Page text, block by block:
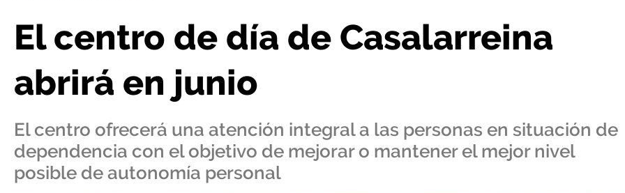
El centro de día de Casalarreina
abrirá en junio
El centro ofrecerá una atención integral a las personas en situación de
dependencia con el objetivo de mejorar o mantener el mejor nivel
posible de autonomía personal